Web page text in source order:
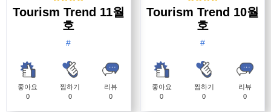
Tourism Trend 11월
호
#
좋아요
0
찜하기
0
리뷰
0
Tourism Trend 10월
호
#
좋아요
0
찜하기
0
리뷰
0